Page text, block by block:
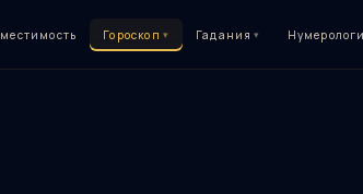
Гороскоп ▾ Гадания ▾